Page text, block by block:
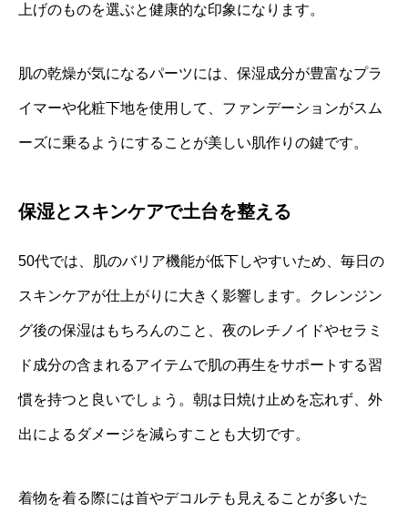
上げのものを選ぶと健康的な印象になります。
肌の乾燥が気になるパーツには、保湿成分が豊富なプラ
イマーや化粧下地を使用して、ファンデーションがスム
ーズに乗るようにすることが美しい肌作りの鍵です。
保湿とスキンケアで土台を整える
50代では、肌のバリア機能が低下しやすいため、毎日の
スキンケアが仕上がりに大きく影響します。クレンジン
グ後の保湿はもちろんのこと、夜のレチノイドやセラミ
ド成分の含まれるアイテムで肌の再生をサポートする習
慣を持つと良いでしょう。朝は日焼け止めを忘れず、外
出によるダメージを減らすことも大切です。
着物を着る際には首やデコルテも見えることが多いた